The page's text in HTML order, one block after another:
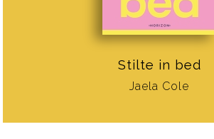
Stilte in bed
Jaela Cole